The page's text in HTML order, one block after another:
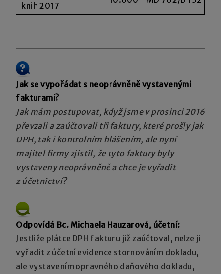
knih 2017
Jak se vypořádat s neoprávněně vystavenými
fakturami?
Jak mám postupovat, když jsme v prosinci 2016
převzali a zaúčtovali tři faktury, které prošly jak
DPH, tak i kontrolním hlášením, ale nyní
majitel firmy zjistil, že tyto faktury byly
vystaveny neoprávněně a chce je vyřadit
z účetnictví?
Odpovídá Bc. Michaela Hauzarová, účetní:
Jestliže plátce DPH fakturu již zaúčtoval, nelze ji
vyřadit z účetní evidence stornováním dokladu,
ale vystavením opravného daňového dokladu,